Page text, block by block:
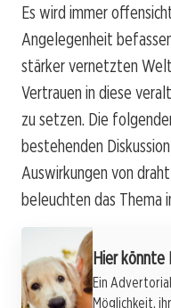
Es wird immer
Angelegenheit
stärker vernetzten
Vertrauen in diese
zu setzen. Die
bestehenden
Auswirkungen von
beleuchten das Thema
Hier könnte
Ein
Möglichkeit,